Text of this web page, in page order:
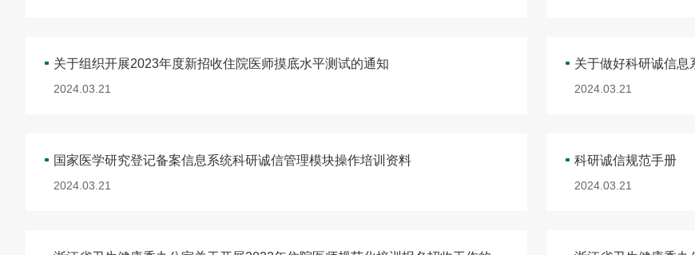
关于组织开展2023年度新招收住院医师摸底水平测试的通知
2024.03.21
关于做好科研诚信息
2024.03.21
国家医学研究登记备案信息系统科研诚信管理模块操作培训资料
2024.03.21
科研诚信规范手册
2024.03.21